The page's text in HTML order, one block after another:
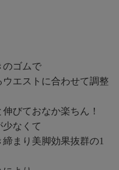
のゴムで
エストに合わせて調整
びておなか楽ちん！
なくて
まり美脚効果抜群の1